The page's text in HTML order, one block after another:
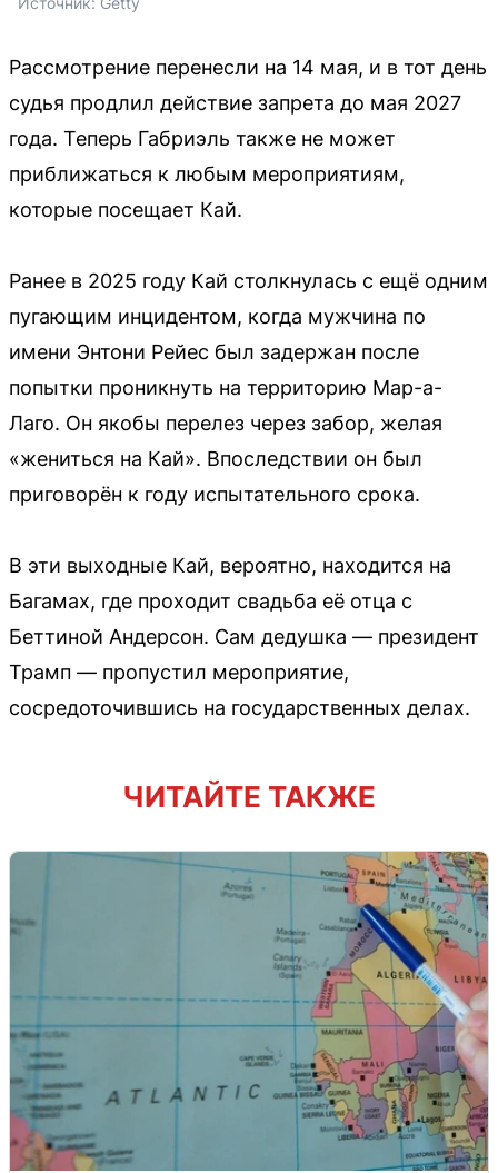
Рассмотрение перенесли на 14 мая, и в тот день
судья продлил действие запрета до мая 2027
года. Теперь Габриэль также не может
приближаться к любым мероприятиям,
которые посещает Кай.
Ранее в 2025 году Кай столкнулась с ещё одним
пугающим инцидентом, когда мужчина по
имени Энтони Рейес был задержан после
попытки проникнуть на территорию Мар-а-
Лаго. Он якобы перелез через забор, желая
«жениться на Кай». Впоследствии он был
приговорён к году испытательного срока.
В эти выходные Кай, вероятно, находится на
Багамах, где проходит свадьба её отца с
Беттиной Андерсон. Сам дедушка — президент
Трамп — пропустил мероприятие,
сосредоточившись на государственных делах.
ЧИТАЙТЕ ТАКЖЕ